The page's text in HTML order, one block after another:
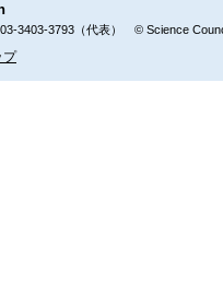
3403-3793（代表） © Science
プ